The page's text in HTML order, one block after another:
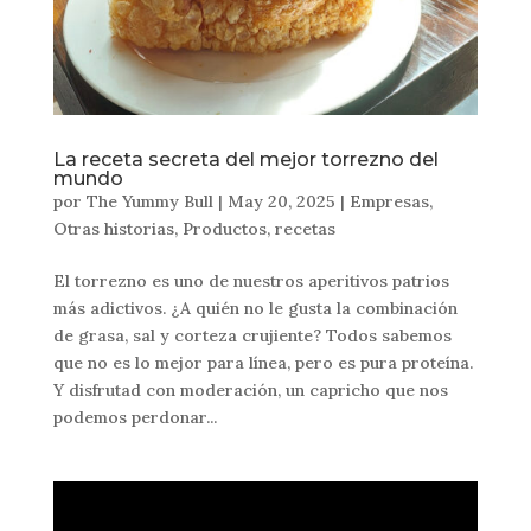
La receta secreta del mejor torrezno del
mundo
por The Yummy Bull| May 20, 2025 | Empresas,
Otras historias, Productos, recetas
El torrezno es uno de nuestros aperitivos patrios
más adictivos. ¿A quién no le gusta la combinación
de grasa, sal y corteza crujiente? Todos sabemos
que no es lo mejor para línea, pero es pura proteína.
Y disfrutad con moderación, un capricho que nos
podemos perdonar...